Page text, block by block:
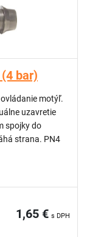
bar)
motýľ.
uzavretie
spojky do
potrubia jedna strana, závitové napojenie dráhá strana. PN4
1,65 € s DPH